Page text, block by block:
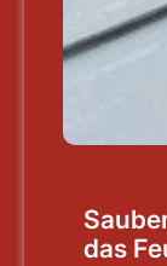
das